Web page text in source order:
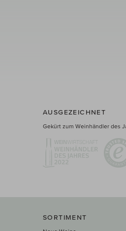
AUSGEZEICHNET
Gekürt zum Weinhändler des
SORTIMENT